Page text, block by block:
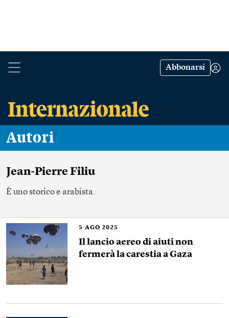
Abbonarsi
Autori
Jean-Pierre Filiu
È uno storico e arabista.
5 AGO 2025
Il lancio aereo di aiuti non
fermerà la carestia a Gaza